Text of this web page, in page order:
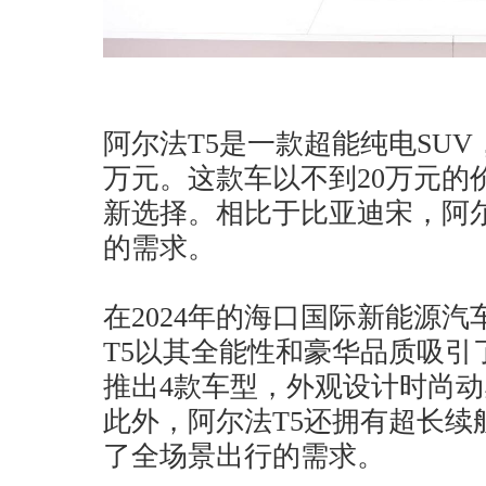
阿尔法T5是一款超能纯电SUV
万元。这款车以不到20万元的
新选择。相比于比亚迪宋，阿
的需求。
在2024年的海口国际新能源汽
T5以其全能性和豪华品质吸
推出4款车型，外观设计时尚
此外，阿尔法T5还拥有超长
了全场景出行的需求。